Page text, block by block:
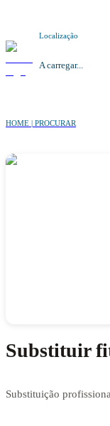
Localização
A carregar...
HOME | PROCURAR
Substituir
Substituição